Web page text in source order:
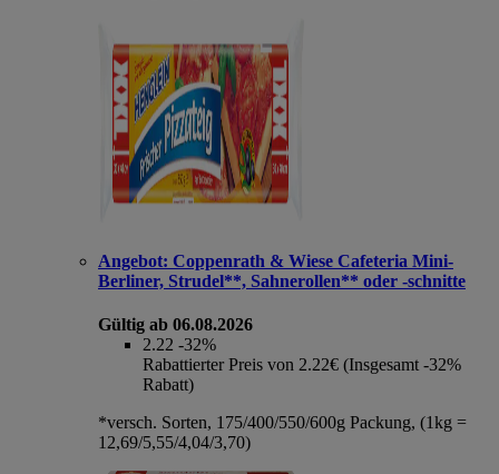
Angebot: Coppenrath & Wiese Cafeteria Mini-
Berliner, Strudel**, Sahnerollen** oder -schnitte
Gültig ab 06.08.2026
2.22 -32%
Rabattierter Preis von 2.22€ (Insgesamt -32%
Rabatt)
*versch. Sorten, 175/400/550/600g Packung, (1kg =
12,69/5,55/4,04/3,70)